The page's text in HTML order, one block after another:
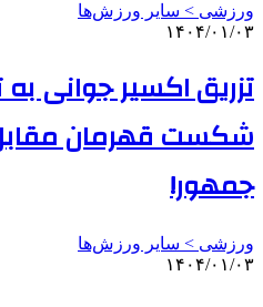
ورزشی > سایر ورزش‌ها
۱۴۰۴/۰۱/۰۳
تزریق اکسیر جوانی
شکست قهرمان
جمهور!
ورزشی > سایر ورزش‌ها
۱۴۰۴/۰۱/۰۳